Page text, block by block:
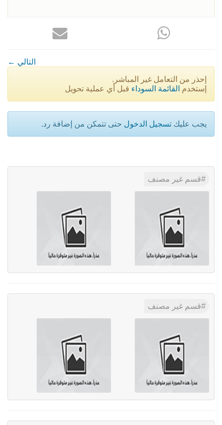
← التالي
إحذر من التعامل غير المباشر.
إستخدم القائمة السوداء قبل أي عملية تحويل
يجب عليك تسجيل الدخول حتى تتمكن من إضافة رد.
قسم غير مصنف
قسم غير مصنف